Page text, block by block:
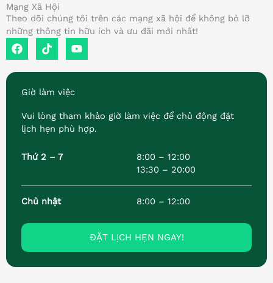
Mạng Xã Hội
Theo dõi chúng tôi trên các mạng xã hội để không bỏ lỡ
những thông tin hữu ích và ưu đãi mới nhất!
F
a
e
o
k
T
i
t
k
Y
o
t
Giờ làm việc
Vui lòng tham khảo giờ làm việc để chủ động đặt
lịch hẹn phù hợp.
Thứ 2 – 7
8:00 – 12:00
13:30 – 20:00
Chủ nhật 8:00 – 12:00
ĐẶT LỊCH HẸN NGAY!